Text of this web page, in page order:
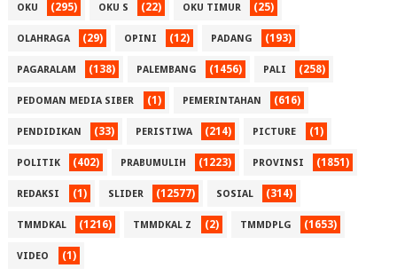
OKU (295) OKU S (22) OKU TIMUR (25)
OLAHRAGA (29) OPINI (12) PADANG (193)
PAGARALAM (138) PALEMBANG (1456) PALI (258)
PEDOMAN MEDIA SIBER (1) PEMERINTAHAN (616)
PENDIDIKAN (33) PERISTIWA (214) PICTURE (1)
POLITIK (402) PRABUMULIH (1223) PROVINSI (1851)
REDAKSI (1) SLIDER (12577) SOSIAL (314)
TMMDKAL (1216) TMMDKAL Z (2) TMMDPLG (1653)
VIDEO (1)